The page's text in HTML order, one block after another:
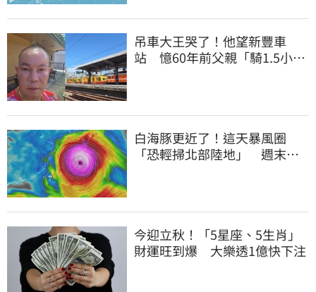
吊車大王哭了！他望新豐車
站 憶60年前父親「騎1.5小時
白海豚更近了！這天暴風圈
「恐輕掃北部陸地」 週末風
今迎立秋！「5星座、5生肖」
財運旺到爆 大樂透1億快下注